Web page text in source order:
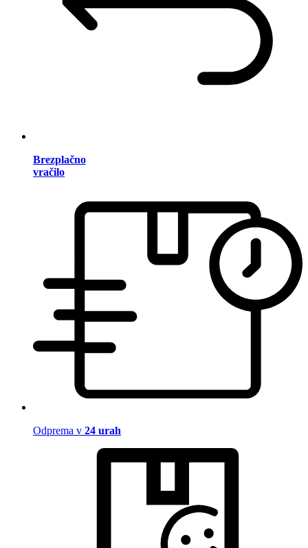
Brezplačno
vračilo
Odprema v 24 urah